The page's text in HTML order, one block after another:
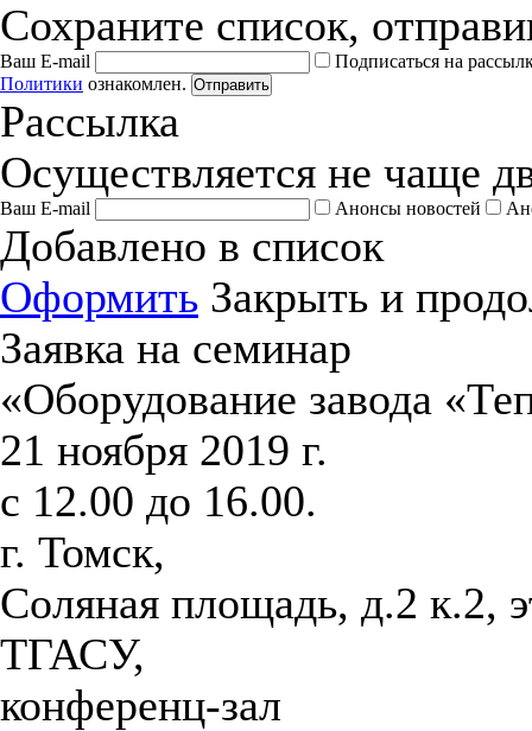
Сохраните список,
Ваш E-mail
Подписаться на
Политики ознакомлен. Отправить
Рассылка
Осуществляется не чаще
Ваш E-mail Анонсы новостей
Добавлено в список
Оформить Закрыть и
Заявка на семинар
«Оборудование завода
21 ноября 2019 г.
с 12.00 до 16.00.
г. Томск,
Соляная площадь, д.2 к.2,
ТГАСУ,
конференц-зал